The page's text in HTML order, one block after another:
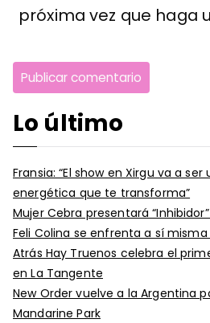
próxima vez que haga
Lo último
Fransia: “El show en Xirgu va a
energética que te transforma”
Mujer Cebra presentará
Feli Colina se enfrenta a sí misma
Atrás Hay Truenos celebra el
en La Tangente
New Order vuelve a la Argentina
Mandarine Park